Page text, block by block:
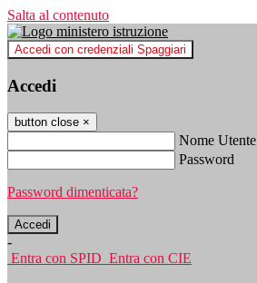
Salta al contenuto
Accedi con credenziali Spaggiari
Accedi
button close ×
Nome Utente
Password
Password dimenticata?
-
Entra con SPID Entra con CIE